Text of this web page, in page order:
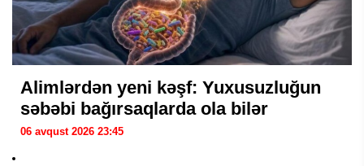
Alimlərdən yeni kəşf: Yuxusuzluğun
səbəbi bağırsaqlarda ola bilər
06 avqust 2026 23:45